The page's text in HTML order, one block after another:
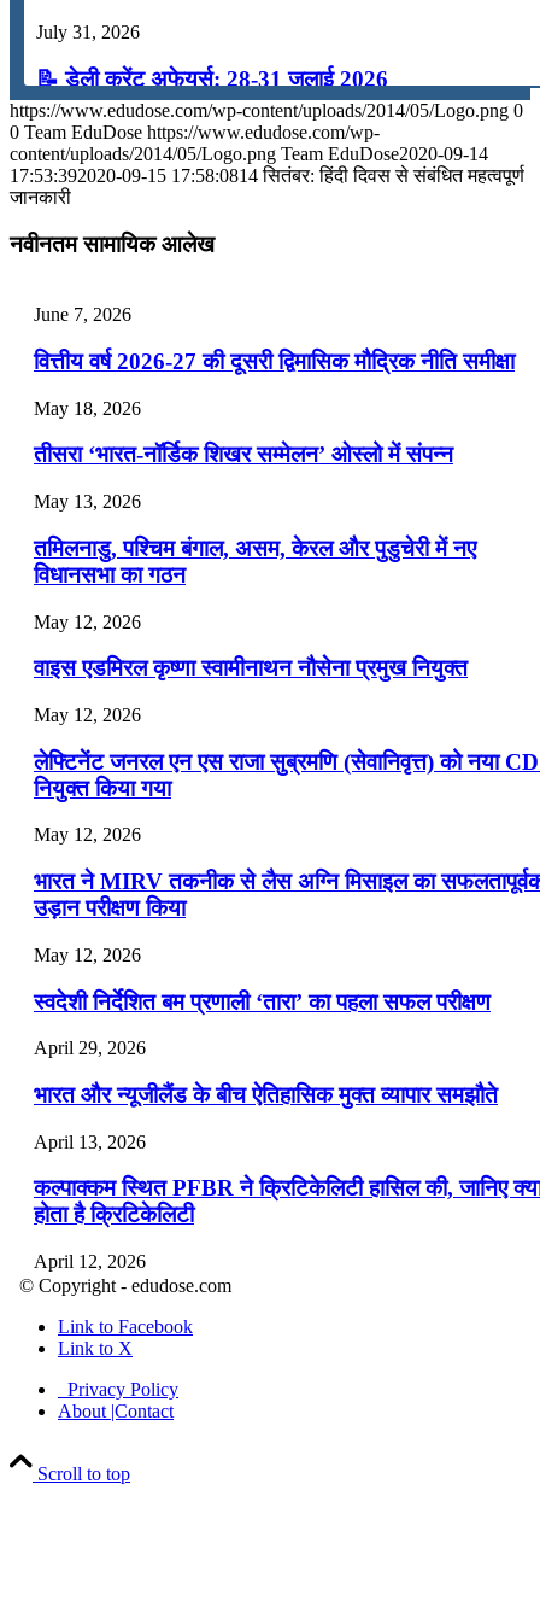
July 31, 2026
📝 डेली करेंट अफेयर्स: 28-31 जुलाई 2026
July 28, 2026
📝 डेली करेंट अफेयर्स: 25-27 जुलाई 2026
July 22, 2026
📝 डेली करेंट अफेयर्स: 19-21 जुलाई 2026
July 19, 2026
📝 डेली करेंट अफेयर्स: 16-18 जुलाई 2026
July 16, 2026
📝 डेली करेंट अफेयर्स: 13-15 जुलाई 2026
https://www.edudose.com/wp-content/uploads/2014/05/Logo.png 0
0 Team EduDose https://www.edudose.com/wp-
content/uploads/2014/05/Logo.png Team EduDose2020-09-14
17:53:392020-09-15 17:58:0814 सितंबर: हिंदी दिवस से संबंधित महत्वपूर्ण
जानकारी
नवीनतम सामायिक आलेख
June 7, 2026
वित्तीय वर्ष 2026-27 की दूसरी द्विमासिक मौद्रिक नीति समीक्षा
May 18, 2026
तीसरा ‘भारत-नॉर्डिक शिखर सम्मेलन’ ओस्लो में संपन्न
May 13, 2026
तमिलनाडु, पश्चिम बंगाल, असम, केरल और पुडुचेरी में नए
विधानसभा का गठन
May 12, 2026
वाइस एडमिरल कृष्णा स्वामीनाथन नौसेना प्रमुख नियुक्त
May 12, 2026
लेफ्टिनेंट जनरल एन एस राजा सुब्रमणि (सेवानिवृत्त) को नया
नियुक्त किया गया
May 12, 2026
भारत ने MIRV तकनीक से लैस अग्नि मिसाइल का
उड़ान परीक्षण किया
May 12, 2026
स्वदेशी निर्देशित बम प्रणाली ‘तारा’ का पहला सफल परीक्षण
April 29, 2026
भारत और न्यूजीलैंड के बीच ऐतिहासिक मुक्त व्यापार समझौते
April 13, 2026
कल्पाक्कम स्थित PFBR ने क्रिटिकेलिटी हासिल की, जानिए
होता है क्रिटिकेलिटी
April 12, 2026
April 9, 2026
नासा का आर्टेमिस-2 मिशन: मनुष्य एक बार फिर से चंद्रमा के
पहुंचा
April 7, 2026
© Copyright - edudose.com
Link to Facebook
Link to X
Privacy Policy
About |Contact
Scroll to top